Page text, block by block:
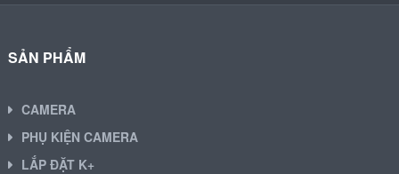
SẢN PHẨM
CAMERA
PHỤ KIỆN CAMERA
LẮP ĐẶT K+